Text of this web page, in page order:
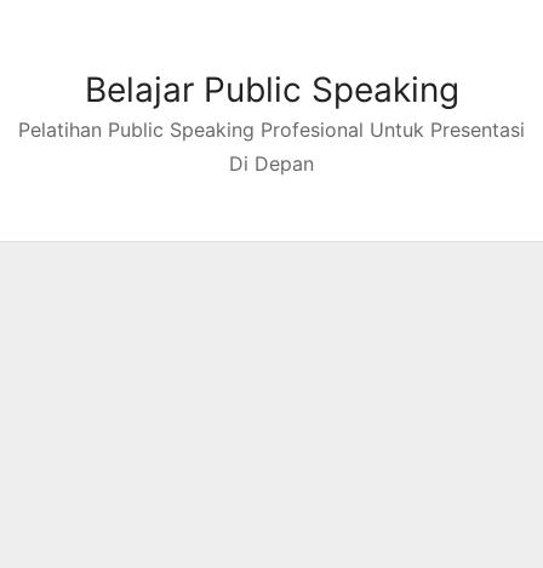
Belajar Public Speaking
Pelatihan Public Speaking Profesional Untuk Presentasi
Di Depan